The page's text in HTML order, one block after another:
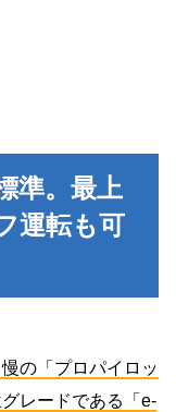
準。最上
運転も可
の「プロパイロッ
レードである「e-